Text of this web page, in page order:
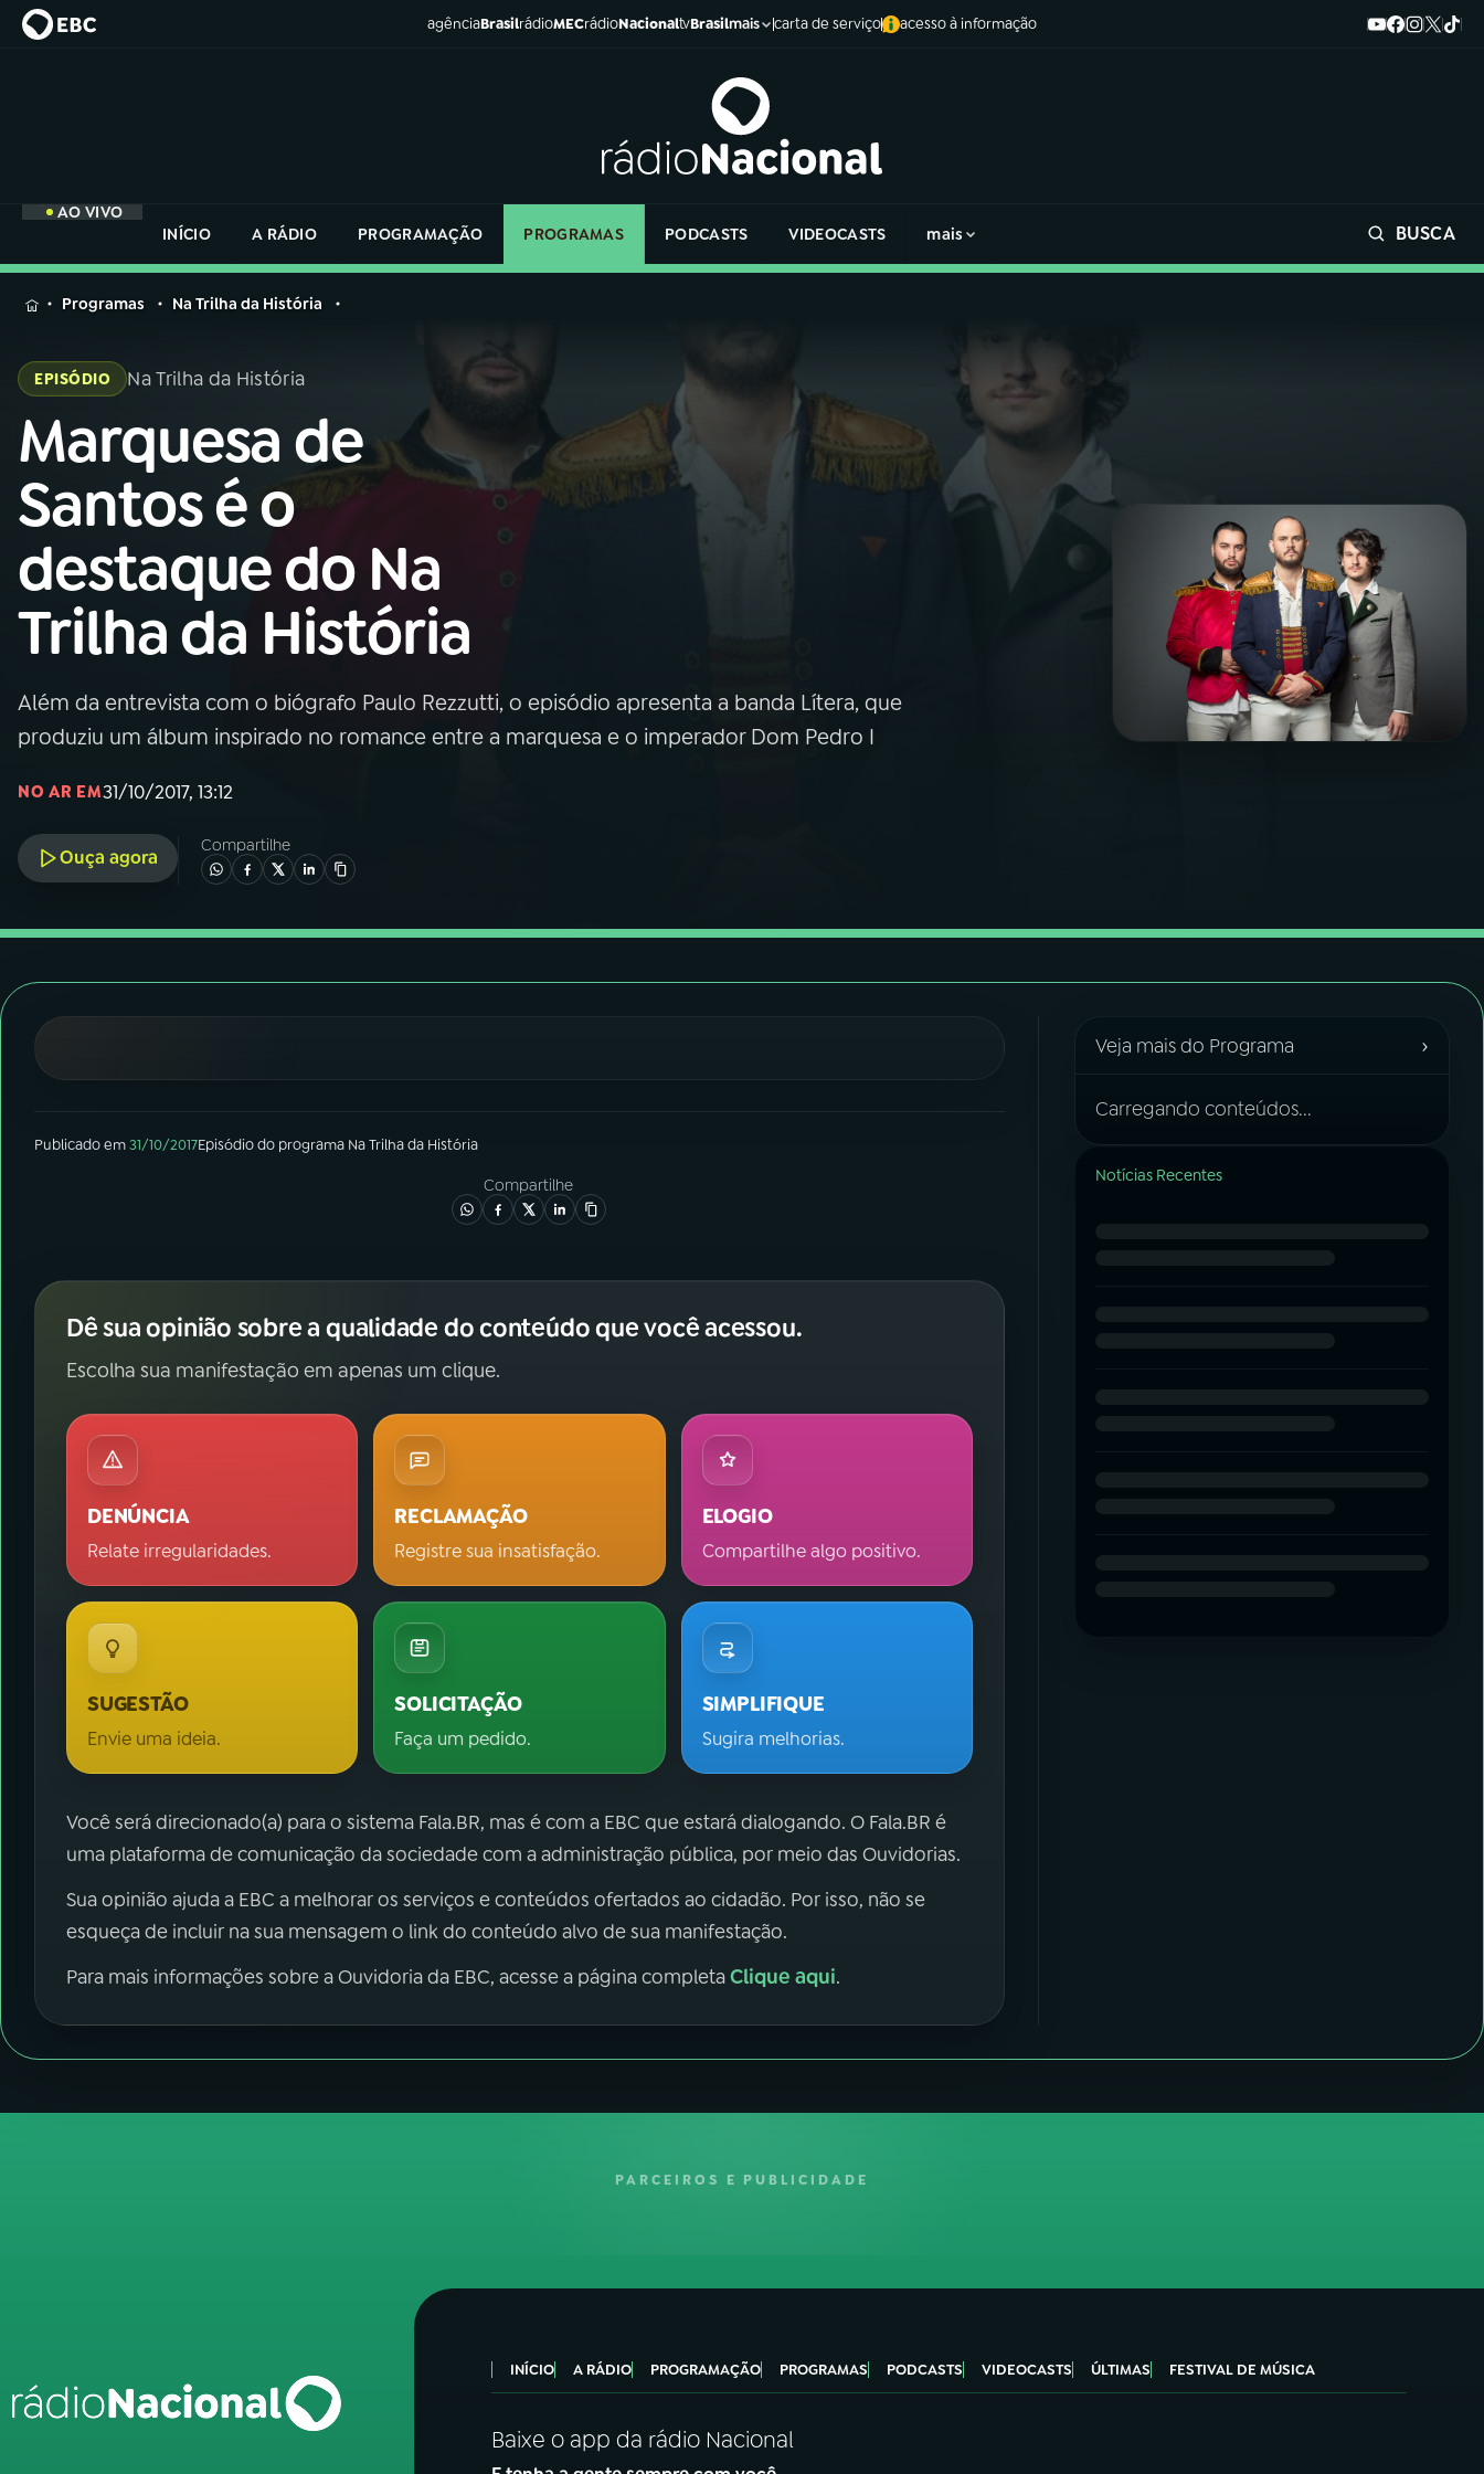
agênciaBrasilrádioMECrádioNacionaltvBrasilmais carta de serviço acesso à informação
AO VIVO
INÍCIO
A RÁDIO PROGRAMAÇÃO PROGRAMAS PODCASTS VIDEOCASTS mais BUSCA
MENU
Buscar
na
Rádio
Nacional
AO VIVO
01 INÍCIO
02 A RÁDIO
03 PROGRAMAÇÃO
05 PODCASTS
ACOMPANHE A RÁDIO NACIONAL
na
Rádio
Programas Na Trilha da História
EPISÓDIO Na Trilha da História
Marquesa de
Santos é o
destaque do Na
Trilha da História
Além da entrevista com o biógrafo Paulo Rezzutti, o episódio apresenta a banda Lítera, que
produziu um álbum inspirado no romance entre a marquesa e o imperador Dom Pedro I
NO AR EM31/10/2017, 13:12
Ouça agora
Compartilhe
Publicado em31/10/2017Episódiodo programa Na Trilha da História
Compartilhe
Dê sua opinião sobre a qualidade do conteúdo que você acessou.
Escolha sua manifestação em apenas um clique.
DENÚNCIA
Relate irregularidades.
RECLAMAÇÃO
Registre sua insatisfação.
ELOGIO
Compartilhe algo positivo.
SUGESTÃO
Envie uma ideia.
SOLICITAÇÃO
Faça um pedido.
SIMPLIFIQUE
Sugira melhorias.
Você será direcionado(a) para o sistema Fala.BR, mas é com a EBC que estará dialogando. O Fala.BR é
uma plataforma de comunicação da sociedade com a administração pública, por meio das Ouvidorias.
Sua opinião ajuda a EBC a melhorar os serviços e conteúdos ofertados ao cidadão. Por isso, não se
esqueça de incluir na sua mensagem o link do conteúdo alvo de sua manifestação.
Para mais informações sobre a Ouvidoria da EBC, acesse a página completaClique aqui.
Veja mais do Programa ›
Carregando conteúdos...
Notícias Recentes
PARCEIROS E PUBLICIDADE
INÍCIO A RÁDIO PROGRAMAÇÃO PROGRAMAS PODCASTS VIDEOCASTS ÚLTIMAS FESTIVAL DE MÚSICA
Baixe o app da rádio Nacional